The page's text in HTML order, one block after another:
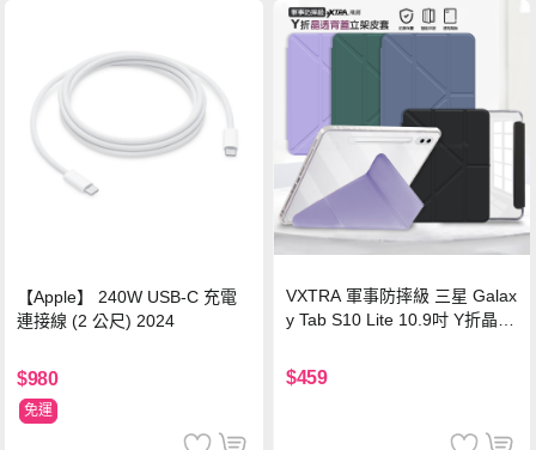
【Apple】 240W USB-C 充電
連接線 (2 公尺) 2024
$980
免運
VXTRA 軍事防摔級 三星 Galax
y Tab S10 Lite 10.9吋 Y折晶透
$459